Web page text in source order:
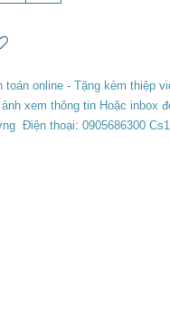
toán online - Tặng kèm thiệp
xem thông tin Hoặc inbox
Điện thoại: 0905686300